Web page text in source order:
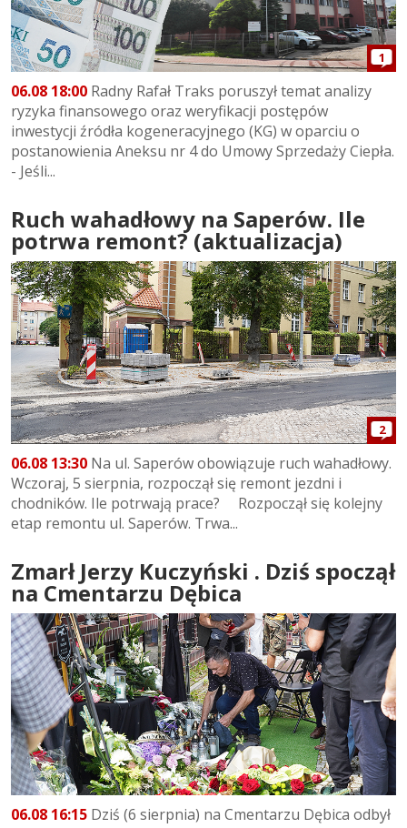
1
06.08 18:00 Radny Rafał Traks poruszył temat analizy
ryzyka finansowego oraz weryfikacji postępów
inwestycji źródła kogeneracyjnego (KG) w oparciu o
postanowienia Aneksu nr 4 do Umowy Sprzedaży Ciepła.
- Jeśli...
Ruch wahadłowy na Saperów. Ile
potrwa remont? (aktualizacja)
2
06.08 13:30 Na ul. Saperów obowiązuje ruch wahadłowy.
Wczoraj, 5 sierpnia, rozpoczął się remont jezdni i
chodników. Ile potrwają prace? Rozpoczął się kolejny
etap remontu ul. Saperów. Trwa...
Zmarł Jerzy Kuczyński . Dziś spoczął
na Cmentarzu Dębica
06.08 16:15 Dziś (6 sierpnia) na Cmentarzu Dębica odbył